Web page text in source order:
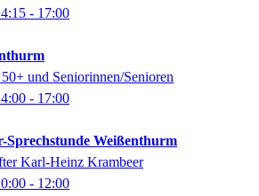
- 17:00
und Seniorinnen/Senioren
- 17:00
Sprechstunde Weißenthurm
Karl-Heinz Krambeer
- 12:00